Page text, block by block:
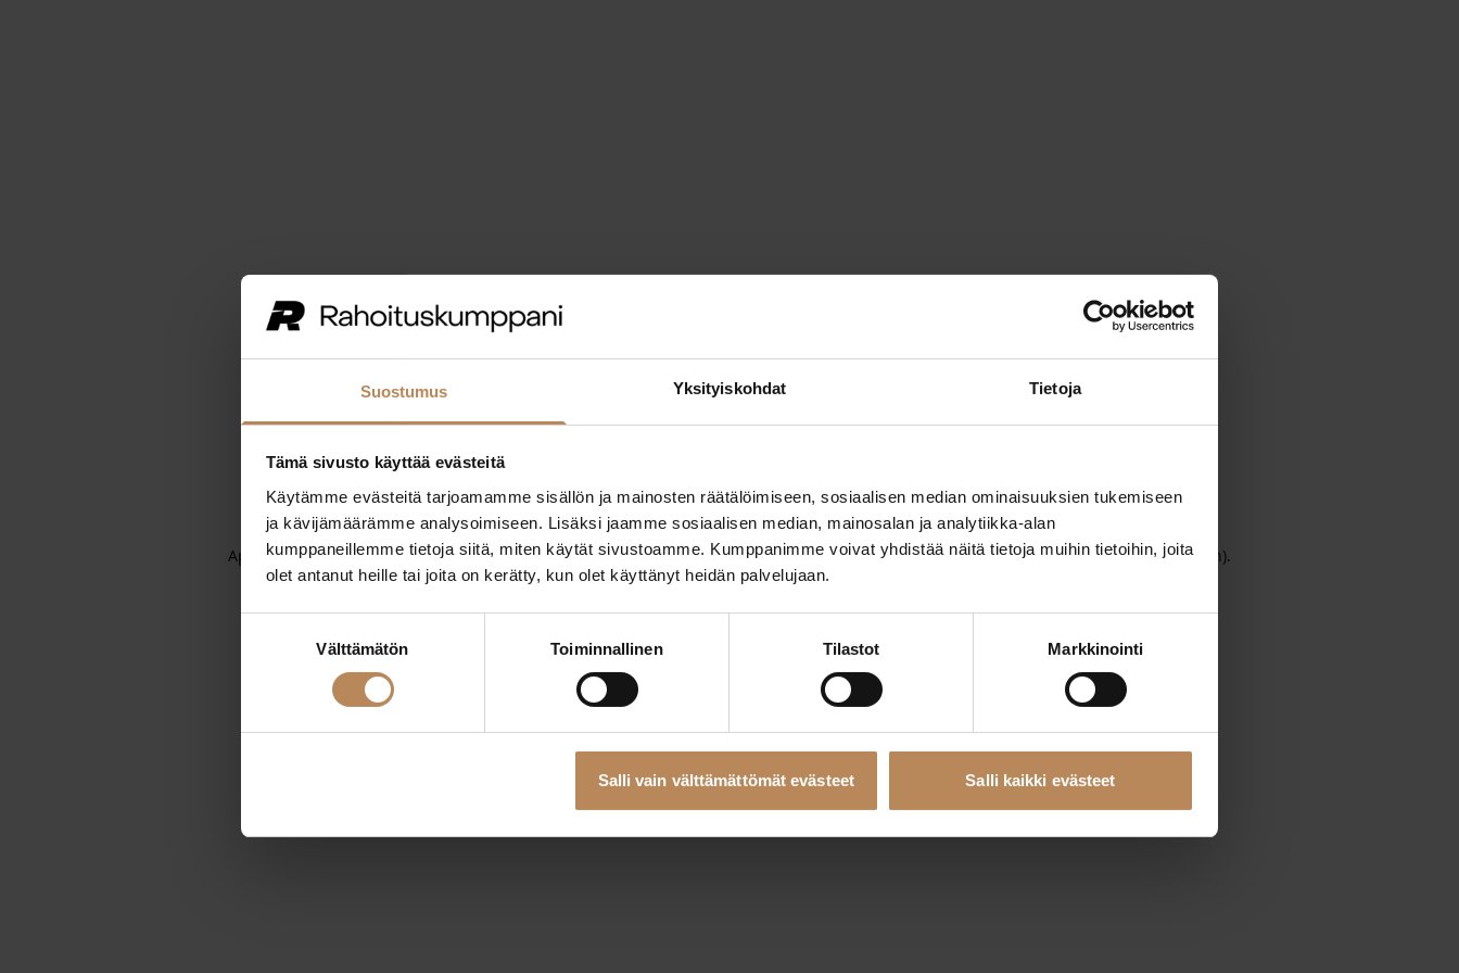
Suostumus Yksityiskohdat Tietoja
Tämä sivusto käyttää evästeitä
Käytämme evästeitä tarjoamamme sisällön ja mainosten räätälöimiseen, sosiaalisen median ominaisuuksien tukemiseen
ja kävijämäärämme analysoimiseen. Lisäksi jaamme sosiaalisen median, mainosalan ja analytiikka-alan
kumppaneillemme tietoja siitä, miten käytät sivustoamme. Kumppanimme voivat yhdistää näitä tietoja muihin tietoihin, joita
olet antanut heille tai joita on kerätty, kun olet käyttänyt heidän palvelujaan.
Välttämätön Toiminnallinen Tilastot Markkinointi
Salli vain välttämättömät evästeet Salli kaikki evästeet
Application error: aclient-side exception has occurred while loadingrahoituskumppani.fi (see the browser consolefor more information).